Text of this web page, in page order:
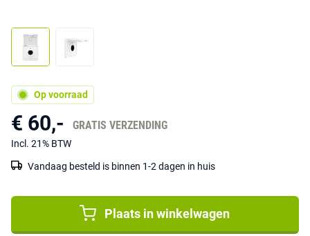
Op voorraad
€ 60,- GRATIS VERZENDING
Incl. 21% BTW
Vandaag besteld is binnen 1-2 dagen in huis
Plaats in winkelwagen